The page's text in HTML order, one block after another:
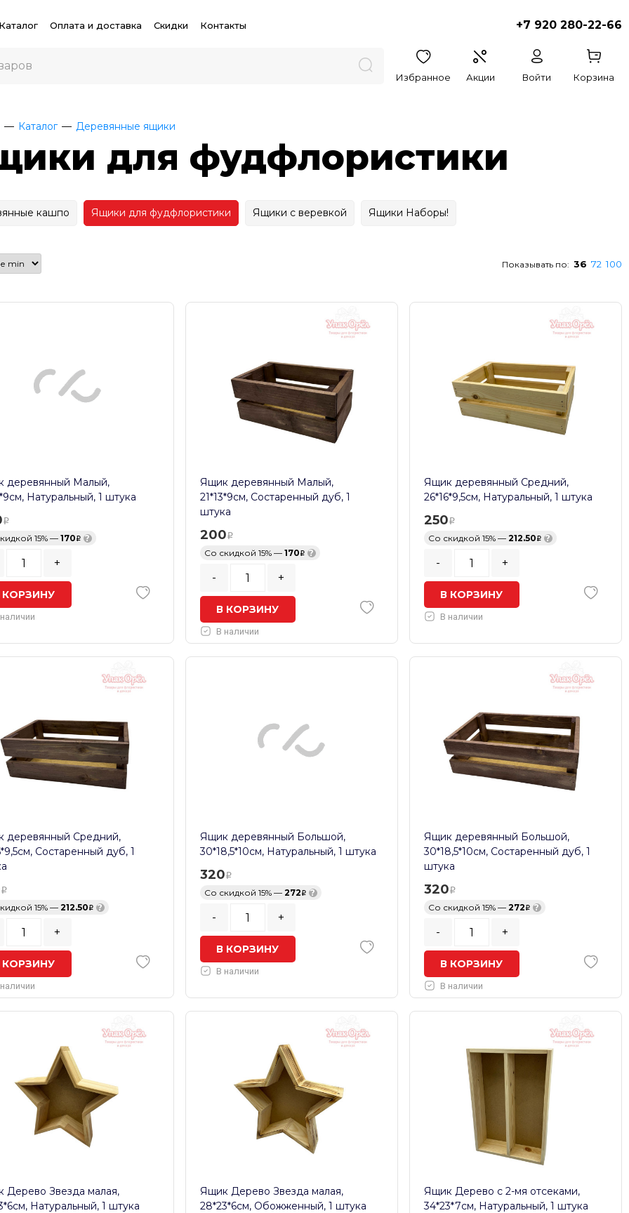
Каталог Оплата и доставка Скидки Контакты +7 920 280-22-66
Избранное Акции Войти Корзина
Каталог Деревянные ящики
для фудфлористики
кашпо Ящики для фудфлористики Ящики с веревкой Ящики Наборы!
Показывать по: 36 72 100
деревянный Малый,
Натуральный, 1 штука
15% — 170 ?
+
КОРЗИНУ
Ящик деревянный Малый,
21*13*9см, Состаренный дуб, 1
штука
200
Со скидкой 15% — 170 ?
- +
В КОРЗИНУ
В наличии
Ящик деревянный Средний,
26*16*9,5см, Натуральный, 1 штука
250
Со скидкой 15% — 212.50 ?
- +
В КОРЗИНУ
В наличии
деревянный Средний,
Состаренный дуб, 1
15% — 212.50 ?
+
КОРЗИНУ
Ящик деревянный Большой,
30*18,5*10см, Натуральный, 1 штука
320
Со скидкой 15% — 272 ?
- +
В КОРЗИНУ
В наличии
Ящик деревянный Большой,
30*18,5*10см, Состаренный дуб, 1
штука
320
Со скидкой 15% — 272 ?
- +
В КОРЗИНУ
В наличии
Дерево Звезда малая,
Натуральный, 1 штука
Ящик Дерево Звезда малая,
28*23*6см, Обожженный, 1 штука
Ящик Дерево с 2-мя отсеками,
34*23*7см, Натуральный, 1 штука